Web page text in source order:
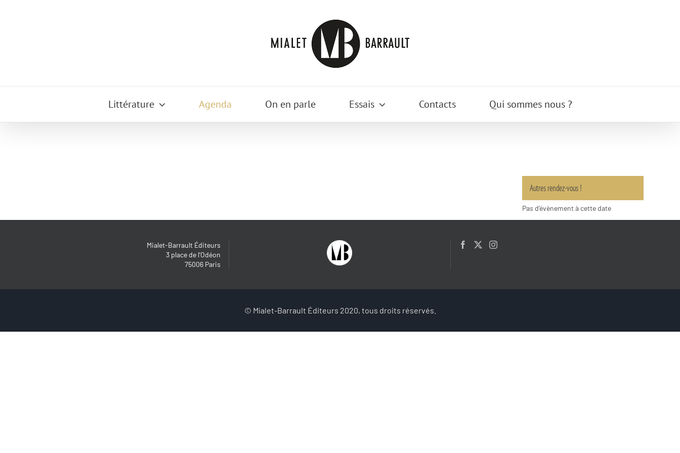
Littérature Agenda On en parle Essais Contacts Qui sommes nous ?
Autres rendez-vous !
Pas d'évènement à cette date
Mialet-Barrault Éditeurs
3 place de l’Odéon
75006 Paris
© Mialet-Barrault Éditeurs 2020, tous droits réservés.